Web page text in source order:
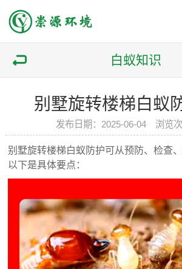
白蚁知识
别墅旋转楼梯白蚁
发布日期：2025-06-04 浏览
别墅旋转楼梯白蚁防护可从预防、检查
以下是具体要点：